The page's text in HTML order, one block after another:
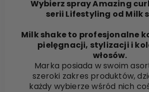
Wybierz spray Amazing
serii Lifestyling od Milk
Milk shake to profesjonalne
pielęgnacji, stylizacji i
włosów.
Marka posiada w swoim
szeroki zakres produktów,
każdy wybierze wśród nich